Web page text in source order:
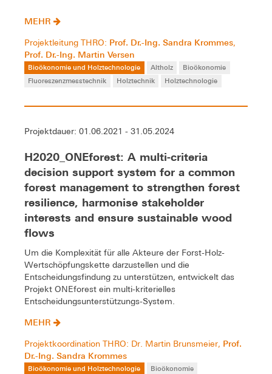
MEHR
Projektleitung THRO: Prof. Dr.-Ing. Sandra Krommes,
Prof. Dr.-Ing. Martin Versen
Bioökonomie und Holztechnologie Altholz
Bioökonomie
Fluoreszenzmesstechnik
Holztechnik Holztechnologie
Projektdauer: 01.06.2021 - 31.05.2024
H2020_ONEforest: A multi-criteria
decision support system for a common
forest management to strengthen forest
resilience, harmonise stakeholder
interests and ensure sustainable wood
flows
Um die Komplexität für alle Akteure der Forst-Holz-
Wertschöpfungskette darzustellen und die
Entscheidungsfindung zu unterstützen, entwickelt das
Projekt ONEforest ein multi-kriterielles
Entscheidungsunterstützungs-System.
MEHR
Projektkoordination THRO: Dr. Martin Brunsmeier, Prof.
Dr.-Ing. Sandra Krommes
Bioökonomie und Holztechnologie Bioökonomie